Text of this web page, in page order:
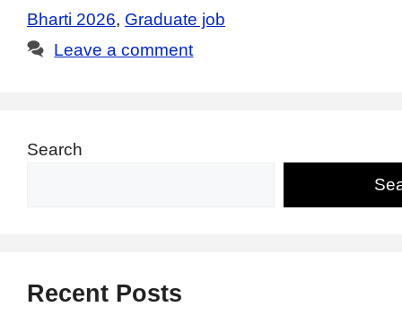
Bharti 2026, Graduate job
Leave a comment
Search
Recent Posts